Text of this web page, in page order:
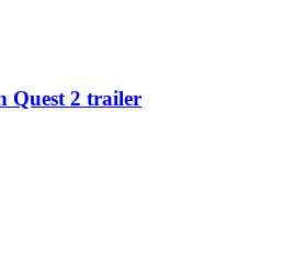
Quest 2 trailer